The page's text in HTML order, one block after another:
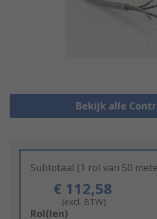
Bekijk alle
Subtotaal (1 rol van 50
€ 112,58
(excl. BTW)
Add
Rol(len)